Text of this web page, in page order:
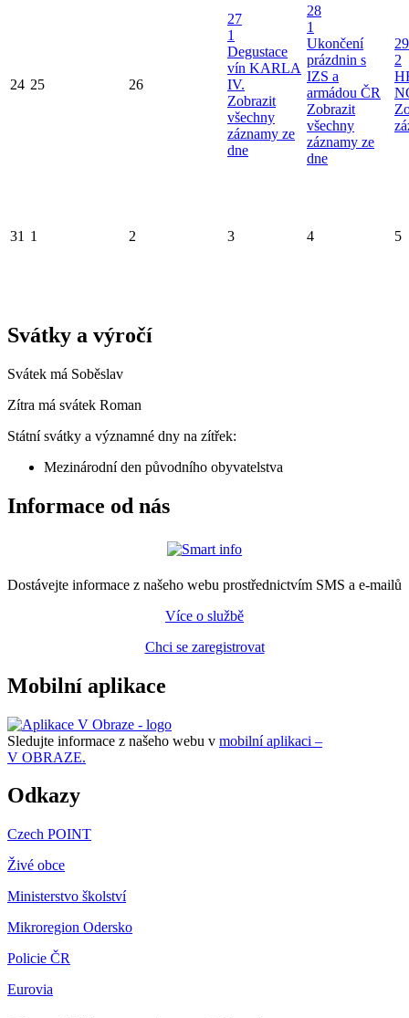
24 25 26
27
1
Degustace
vín KARLA
IV.
Zobrazit
všechny
záznamy ze
dne
28
1
Ukončení
prázdnin s
IZS a
armádou ČR
Zobrazit
všechny
záznamy ze
dne
29
2
31 1 2 3 4 5
Svátky a výročí
Svátek má Soběslav
Zítra má svátek Roman
Státní svátky a významné dny na zítřek:
Mezinárodní den původního obyvatelstva
Informace od nás
Dostávejte informace z našeho webu prostřednictvím SMS a e-mailů
Více o službě
Chci se zaregistrovat
Mobilní aplikace
Sledujte informace z našeho webu v mobilní aplikaci –
V OBRAZE.
Odkazy
Czech POINT
Živé obce
Ministerstvo školství
Mikroregion Odersko
Policie ČR
Eurovia